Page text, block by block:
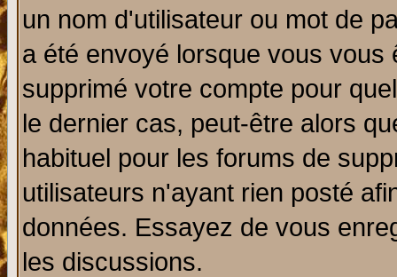
un nom d'utilisateur ou mot de
a été envoyé lorsque vous
supprimé votre compte pour
le dernier cas, peut-être alors
habituel pour les forums de
utilisateurs n'ayant rien posté
données. Essayez de vous
les discussions.